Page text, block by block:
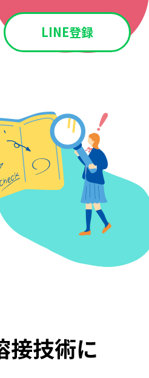
LINE登録
接技術に